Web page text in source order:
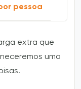
pessoa
extra que
uma